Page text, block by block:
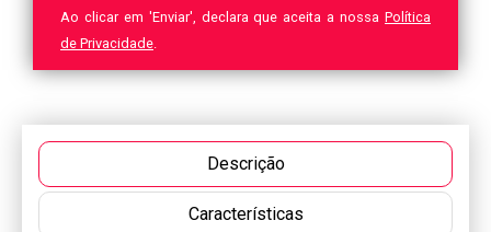
Ao clicar em 'Enviar', declara que aceita a nossa Política
de Privacidade.
Descrição
Características